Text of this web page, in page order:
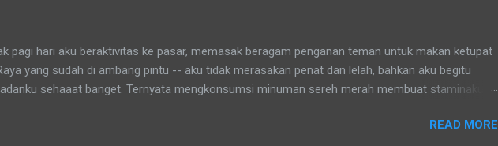
pagi hari aku beraktivitas ke pasar, memasak beragam penganan teman untuk makan ketupat
yang sudah di ambang pintu -- aku tidak merasakan penat dan lelah, bahkan aku begitu
sehaaat banget. Ternyata mengkonsumsi minuman sereh merah membuat staminaku
READ MORE